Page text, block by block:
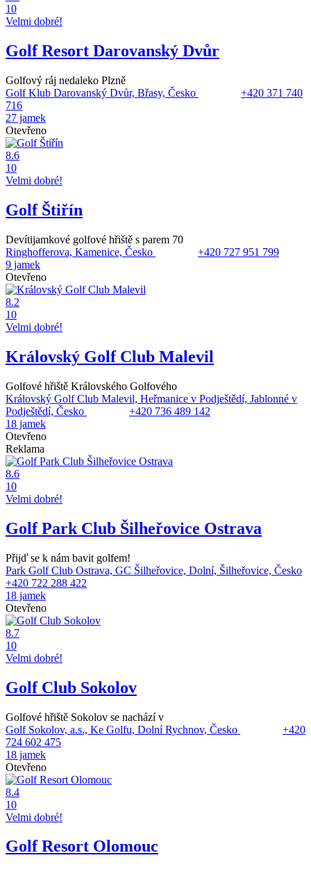
10
Velmi dobré!
Golf Resort Darovanský Dvůr
Golfový ráj nedaleko Plzně
Golf Klub Darovanský Dvůr, Břasy, Česko
+420 371 740
716
27 jamek
Otevřeno
8.6
10
Velmi dobré!
Golf Štiřín
Devítijamkové golfové hřiště s parem 70
Ringhofferova, Kamenice, Česko
+420 727 951 799
9 jamek
Otevřeno
8.2
10
Velmi dobré!
Královský Golf Club Malevil
Golfové hřiště Královského Golfového
Královský Golf Club Malevil, Heřmanice v Podještědí, Jablonné v
Podještědí, Česko
+420 736 489 142
18 jamek
Otevřeno
Reklama
8.6
10
Velmi dobré!
Golf Park Club Šilheřovice Ostrava
Přijď se k nám bavit golfem!
Park Golf Club Ostrava, GC Šilheřovice, Dolní, Šilheřovice, Česko
+420 722 288 422
18 jamek
Otevřeno
8.7
10
Velmi dobré!
Golf Club Sokolov
Golfové hřiště Sokolov se nachází v
Golf Sokolov, a.s., Ke Golfu, Dolní Rychnov, Česko
+420
724 602 475
18 jamek
Otevřeno
8.4
10
Velmi dobré!
Golf Resort Olomouc